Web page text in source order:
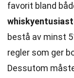
favorit bland
bestå av minst
regler som ger
Dessutom